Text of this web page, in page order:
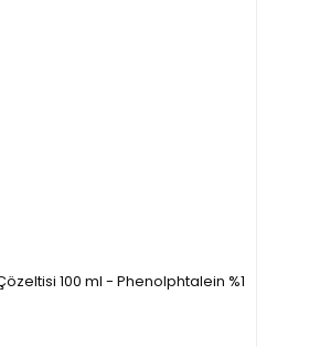
100 ml - Phenolphtalein %1